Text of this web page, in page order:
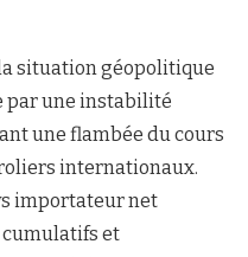
situation géopolitique
par une instabilité
une flambée du cours
internationaux.
importateur net
cumulatifs et